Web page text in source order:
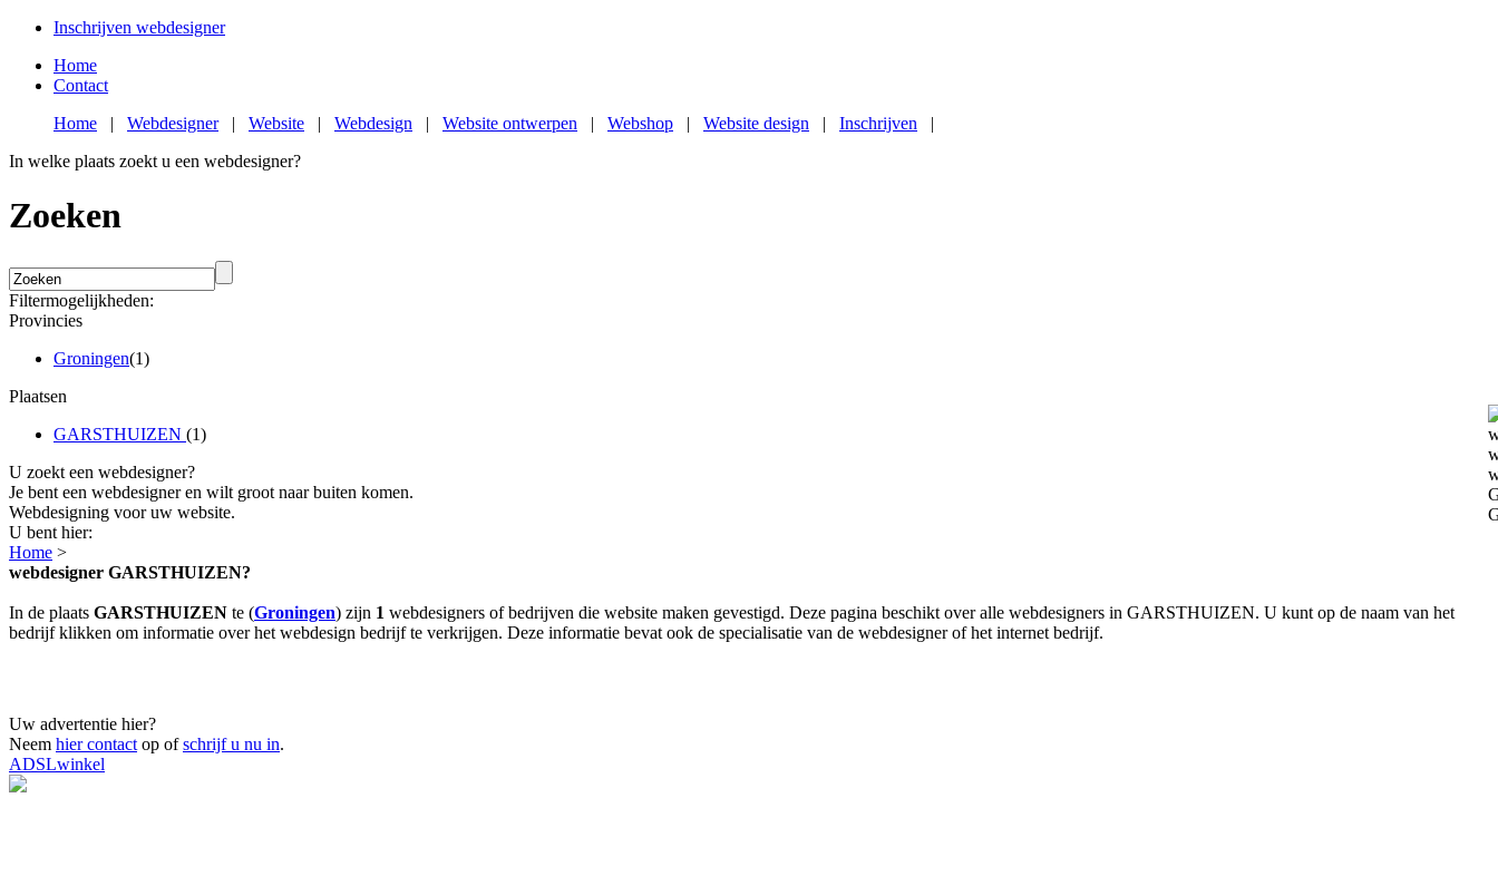
Inschrijven webdesigner
Home
Contact
Home | Webdesigner| Website | Webdesign | Website ontwerpen | Webshop | Website design | Inschrijven |
In welke plaats zoekt u een webdesigner?
Zoeken
Filtermogelijkheden:
Provincies
Groningen(1)
Plaatsen
GARSTHUIZEN (1)
U zoekt een webdesigner?
Je bent een webdesigner en wilt groot naar buiten komen.
Webdesigning voor uw website.
U bent hier:
Home >
webdesigner GARSTHUIZEN?
In de plaats GARSTHUIZEN te (Groningen) zijn 1 webdesigners of bedrijven die website maken gevestigd. Deze pagina beschikt over alle webdesigners in GARSTHUIZEN. U kunt op de naam van het
bedrijf klikken om informatie over het webdesign bedrijf te verkrijgen. Deze informatie bevat ook de specialisatie van de webdesigner of het internet bedrijf.
Uw advertentie hier?
Neem hier contact op ofschrijf u nu in.
ADSLwinkel